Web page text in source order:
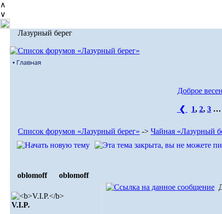
∧
∨
Лазурный берег
⦁ Главная
Доброе
❮ 1, 2, 3
Список форумов «Лазурный берег» -> Чайная «Лазурный
oblomoff oblomoff
V.I.P.